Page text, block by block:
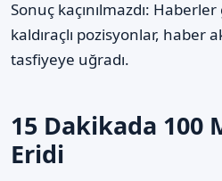
Sonuç kaçınılmazdı:
kaldıraçlı pozisyonlar, haber
tasfiyeye uğradı.
15 Dakikada 100
Eridi